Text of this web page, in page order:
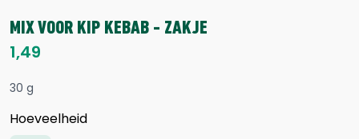
MIX VOOR KIP KEBAB - ZAKJE
1,49
30 g
Hoeveelheid